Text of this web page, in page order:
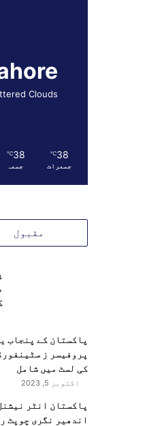
Clouds
38
℃
جمعرات
38
℃
جمعہ
مقبول
پاکستان کے پنجاب
پروفیسر ز
کی لسٹ میں شامل
اکتوبر 5, 2023
پاکستان انٹر
اندھیر نگری چوپٹ